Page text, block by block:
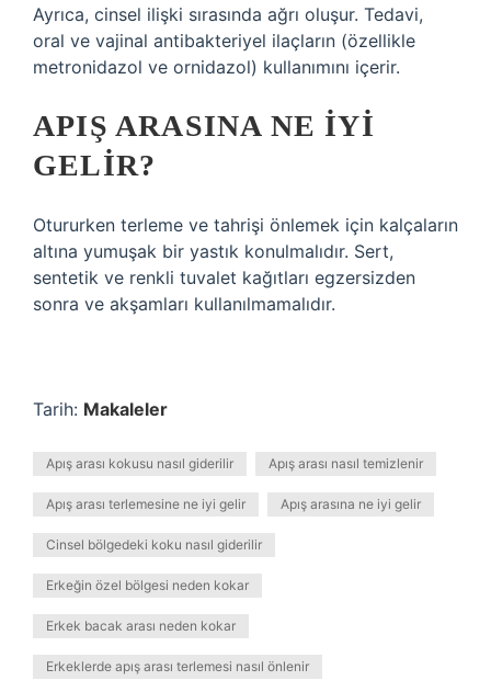
Ayrıca, cinsel ilişki sırasında ağrı oluşur. Tedavi,
oral ve vajinal antibakteriyel ilaçların (özellikle
metronidazol ve ornidazol) kullanımını içerir.
APIŞ ARASINA NE IYI
GELIR?
Otururken terleme ve tahrişi önlemek için kalçaların
altına yumuşak bir yastık konulmalıdır. Sert,
sentetik ve renkli tuvalet kağıtları egzersizden
sonra ve akşamları kullanılmamalıdır.
Tarih: Makaleler
Apış arası kokusu nasıl giderilir Apış arası nasıl temizlenir
Apış arası terlemesine ne iyi gelir Apış arasına ne iyi gelir
Cinsel bölgedeki koku nasıl giderilir
Erkeğin özel bölgesi neden kokar
Erkek bacak arası neden kokar
Erkeklerde apış arası terlemesi nasıl önlenir